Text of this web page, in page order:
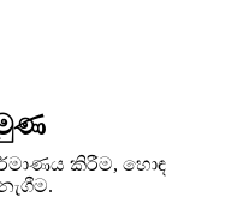
කිරීම, හොඳ